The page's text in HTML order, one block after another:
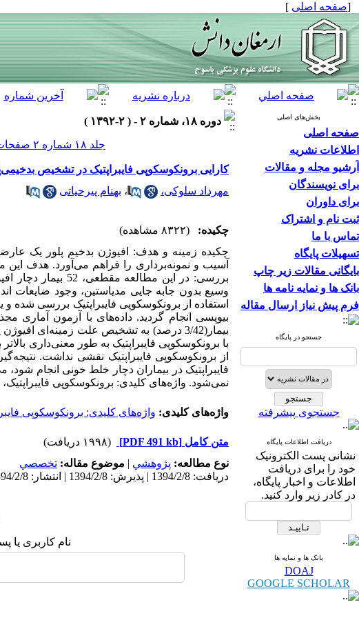
[صفحه اصلی ]
بخش‌های اصلی
صفحه اصلی
اطلاعات نشریه
آرشیو مجله و مقالات
برای نویسندگان
برای داوران
ثبت نام و اشتراک
تماس با ما
تسهیلات پایگاه
بایگانی مقالات زیر چاپ
بانک ها و نمایه نامه ها
فرم پیش نیاز ارسال مقاله
جستجو در پایگاه
جستجوی پیشرفته
دریافت اطلاعات پایگاه
نشانی پست الکترونیک
خود را برای دریافت
اطلاعات و اخبار پایگاه،
در کادر زیر وارد کنید.
بانک ها و نمایه ها
DOAJ
GOOGLE SCHOLAR
دوره ۱۸، شماره ۲ - ( ۲-۱۳۹۲ )
جلد ۱۸ شماره ۲ صفحات ۹۴-۸۴
کارایی برونکوسکوپی فایبراپتیک در تشخیص
مهرداد سلوکی،
، بهنام پیرحیاتی
چکیده:
(۸۳۲۲ مشاهده)
چکیده زمینه و هدف: افیوژن بدخیم پلور یک
آسیب و نمونه‌برداری را فراهم می‌آورد. هدف
بررسی: در این
وسیع بدون جابه جایی مدیاستین، وجود ضایعات
استفاده از برونکوسکوپی فایبراپتیک بررسی
بیمار(3/42 درصد) به تشخیص علت
از برونکوسکوپی فایبراپتیک نقشی نداشت.
فایبراپتیک در بیماران دچار خلط خونی انجام
نمی‌شود. واژه‌های کلیدی: برونکوسکوپی فایبراپتیک،
واژه‌های کلیدی: واژه‌های کلیدی: برونکوسکوپی
متن کامل [PDF 491 kb]
(۱۹۹۸ دریافت)
نوع مطالعه: پژوهشي | موضوع مقاله: تخصصي
دریافت: 1394/2/8 | پذیرش: 1394/2/8 | انتشار: 1394/2/8
نام کاربری یا